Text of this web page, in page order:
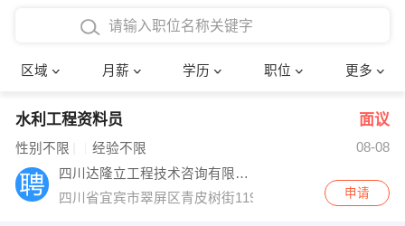
区域 月薪 学历 职位 更多
4000-5000元
8000-12000元
12000-20000元
博士
文员
财务会计
确定
水利工程资料员 面议
性别不限 经验不限
08-08
四川达隆立工程技术咨询有限公司
四川省宜宾市翠屏区青皮树街119号
申请